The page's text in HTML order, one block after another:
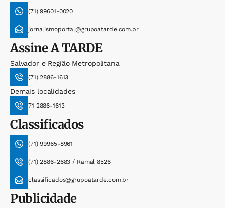
(71) 99601-0020
jornalismoportal@grupoatarde.com.br
AssineA TARDE
Salvador e Região Metropolitana
(71) 2886-1613
Demais localidades
71 2886-1613
Classificados
(71) 99965-8961
(71) 2886-2683 / Ramal 8526
classificados@grupoatarde.com.br
Publicidade